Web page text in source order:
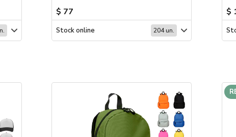
$ 77
Stock online 204 un.
$